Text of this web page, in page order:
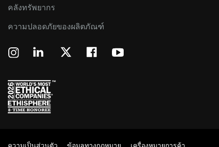
คลังทรัพยากร
ความปลอดภัยของผลิตภัณฑ์